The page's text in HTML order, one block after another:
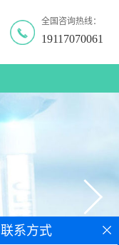
全国咨询热线：
19117070061
联系方式